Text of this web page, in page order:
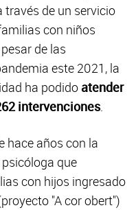
través de un servicio
con niños
de las
este 2021, la
ha podido atender
intervenciones.
hace años con la
que
con hijos ingresado
"A cor obert")